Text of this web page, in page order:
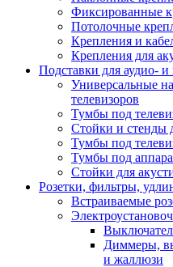
Фиксированные
Потолочные
Крепления и
Крепления для
Подставки для аудио- и
Универсальные
телевизоров
Тумбы под
Стойки и стенды
Тумбы под
Тумбы под
Стойки для
Розетки, фильтры,
Встраиваемые
Диммеры,
и жаллюзи